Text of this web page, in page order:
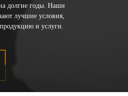
долгие годы. Наши
лучшие условия,
и услуги.